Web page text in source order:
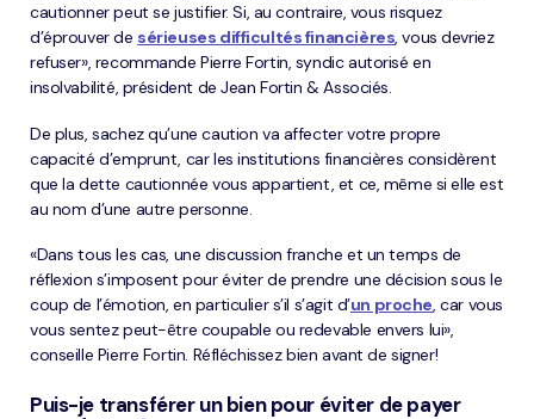
cautionner peut se justifier. Si, au contraire, vous risquez
d’éprouver de sérieuses difficultés financières, vous devriez
refuser», recommande Pierre Fortin, syndic autorisé en
insolvabilité, président de Jean Fortin & Associés.
De plus, sachez qu’une caution va affecter votre propre
capacité d’emprunt, car les institutions financières considèrent
que la dette cautionnée vous appartient, et ce, même si elle est
au nom d’une autre personne.
«Dans tous les cas, une discussion franche et un temps de
réflexion s’imposent pour éviter de prendre une décision sous le
coup de l’émotion, en particulier s’il s’agit d’un proche, car vous
vous sentez peut-être coupable ou redevable envers lui»,
conseille Pierre Fortin. Réfléchissez bien avant de signer!
Puis-je transférer un bien pour éviter de payer